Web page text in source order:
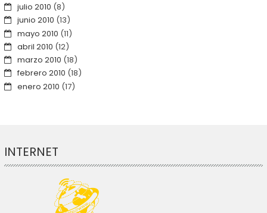
julio 2010 (8)
junio 2010 (13)
mayo 2010 (11)
abril 2010 (12)
marzo 2010 (18)
febrero 2010 (18)
enero 2010 (17)
INTERNET